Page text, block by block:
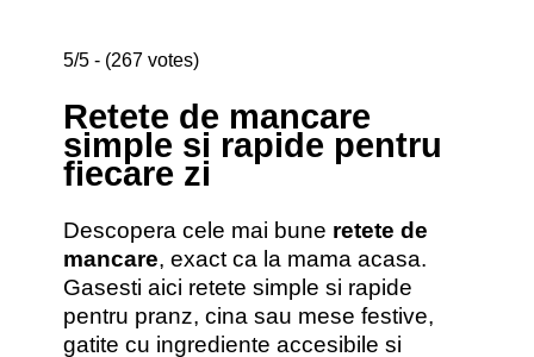
5/5 - (267 votes)
Retete de mancare
simple si rapide pentru
fiecare zi
Descopera cele mai bune retete de
mancare, exact ca la mama acasa.
Gasesti aici retete simple si rapide
pentru pranz, cina sau mese festive,
gatite cu ingrediente accesibile si